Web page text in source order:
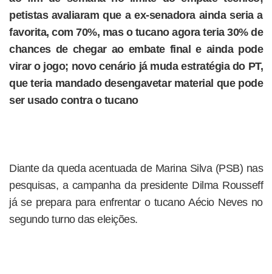
petistas avaliaram que a ex-senadora ainda seria a
favorita, com 70%, mas o tucano agora teria 30% de
chances de chegar ao embate final e ainda pode
virar o jogo; novo cenário já muda estratégia do PT,
que teria mandado desengavetar material que pode
ser usado contra o tucano
Diante da queda acentuada de Marina Silva (PSB) nas
pesquisas, a campanha da presidente Dilma Rousseff
já se prepara para enfrentar o tucano Aécio Neves no
segundo turno das eleições.